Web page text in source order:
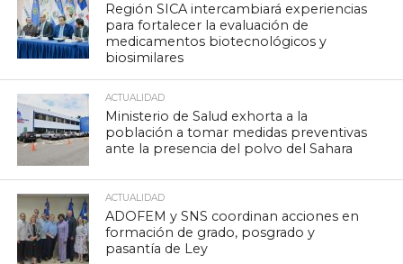
Región SICA intercambiará experiencias
para fortalecer la evaluación de
medicamentos biotecnológicos y
biosimilares
ACTUALIDAD
Ministerio de Salud exhorta a la
población a tomar medidas preventivas
ante la presencia del polvo del Sahara
ACTUALIDAD
ADOFEM y SNS coordinan acciones en
formación de grado, posgrado y
pasantía de Ley